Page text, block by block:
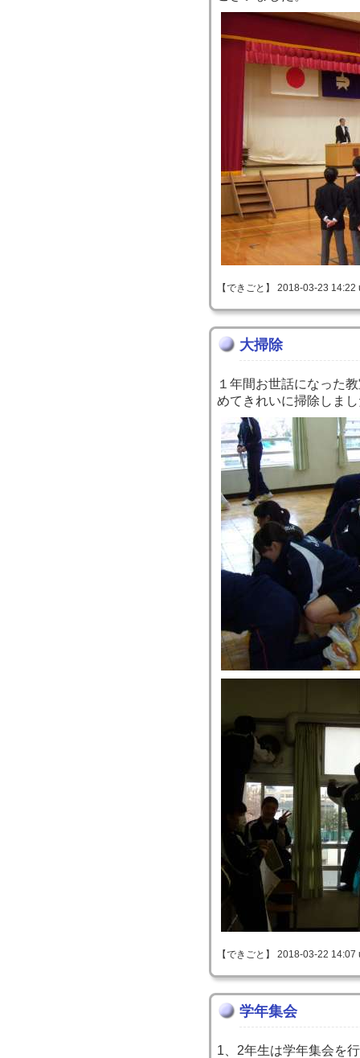
【できごと】 2018-03-23
大掃除
１年間お世話になった
めてきれいに掃除しま
【できごと】 2018-03-22
学年集会
1、2年生は学年集会を